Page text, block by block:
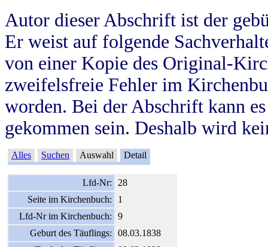
Autor dieser Abschrift ist der
Er weist auf folgende
von einer Kopie des Original-
zweifelsfreie Fehler im
worden. Bei der Abschrift kann
gekommen sein. Deshalb wird
Alles Suchen Auswahl Detail
Lfd-Nr:
28
Seite im Kirchenbuch:
1
Lfd-Nr im Kirchenbuch:
9
Geburt des Täuflings:
08.03.1838